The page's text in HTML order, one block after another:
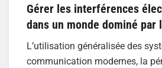
Gérer les interférences
dans un monde dominé par
L’utilisation généralisée des
communication modernes, la